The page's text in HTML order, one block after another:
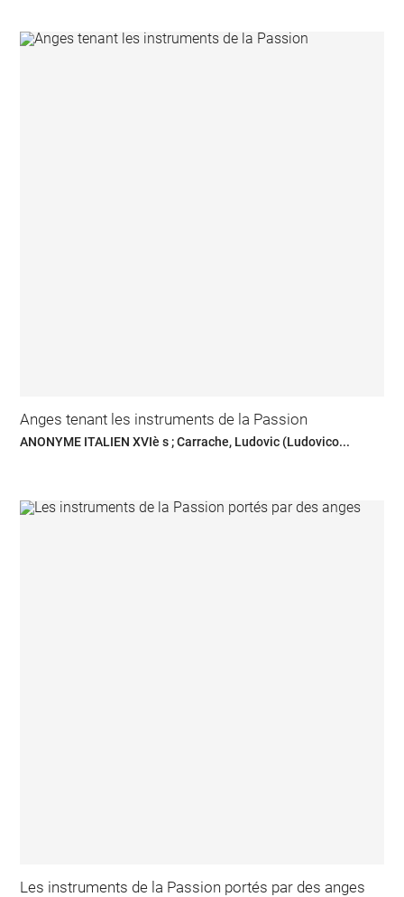
Anges tenant les instruments de la Passion
ANONYME ITALIEN XVIè s ; Carrache, Ludovic (Ludovico...
Les instruments de la Passion portés par des anges